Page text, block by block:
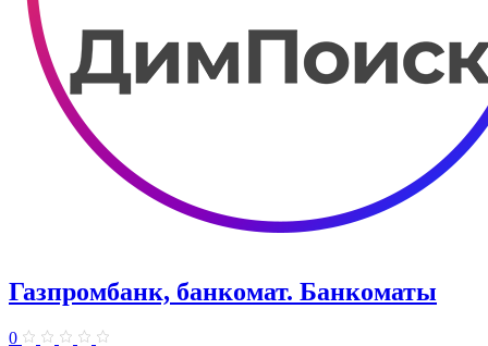
Газпромбанк, банкомат. Банкоматы
0